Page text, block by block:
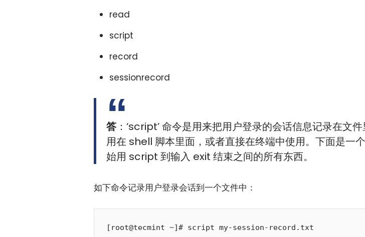
read
script
record
sessionrecord
答 ：‘script’ 命令是用来把用户登录的会话信息记录在文
用在 shell 脚本里面，或者直接在终端中使用。下面是一
始用 script 到输入 exit 结束之间的所有东西。
如下命令记录用户登录会话到一个文件中：
[root@tecmint ~]# script my-session-record.txt